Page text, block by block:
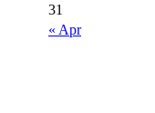
« Apr
31